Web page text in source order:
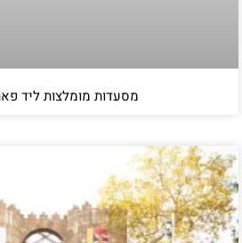
מסעדות מומלצות ליד